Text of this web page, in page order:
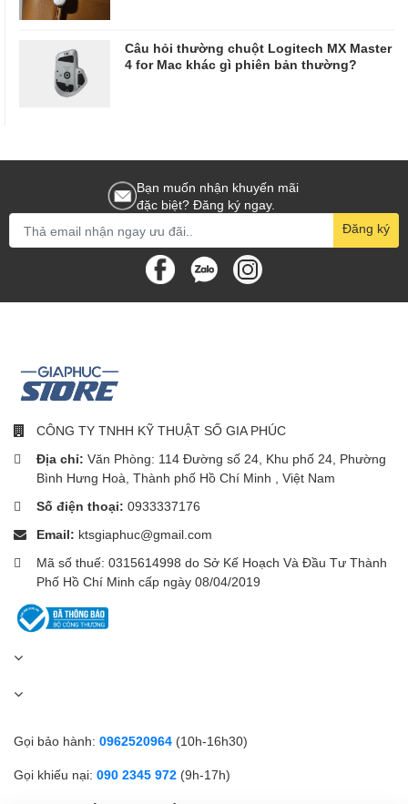
Câu hỏi thường chuột Logitech MX Master
4 for Mac khác gì phiên bản thường?
Bạn muốn nhận khuyến mãi
đặc biệt? Đăng ký ngay.
Đăng ký
CÔNG TY TNHH KỸ THUẬT SỐ GIA PHÚC
Địa chỉ: Văn Phòng: 114 Đường số 24, Khu phố 24, Phường
Bình Hưng Hoà, Thành phố Hồ Chí Minh , Việt Nam
Số điện thoại: 0933337176
Email: ktsgiaphuc@gmail.com
Mã số thuế: 0315614998 do Sở Kế Hoạch Và Đầu Tư Thành
Phố Hồ Chí Minh cấp ngày 08/04/2019
Gọi bảo hành: 0962520964 (10h-16h30)
Gọi khiếu nại: 090 2345 972 (9h-17h)